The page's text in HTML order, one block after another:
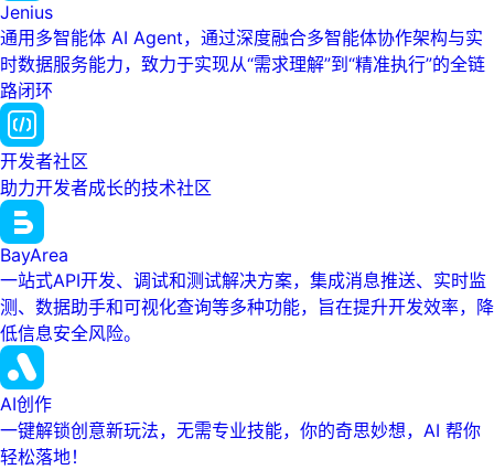
Jenius
通用多智能体 AI Agent，通过深度融合多智能体协作架构与实
时数据服务能力，致力于实现从“需求理解”到“精准执行”的全链
路闭环
开发者社区
助力开发者成长的技术社区
BayArea
一站式API开发、调试和测试解决方案，集成消息推送、实时监
测、数据助手和可视化查询等多种功能，旨在提升开发效率，降
低信息安全风险。
AI创作
一键解锁创意新玩法，无需专业技能，你的奇思妙想，AI 帮你
轻松落地！